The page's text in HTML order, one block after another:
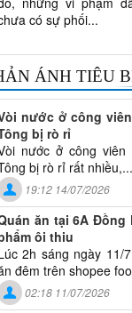
có sự phối...
ÁNH TIÊU
nước ở công
bị rò rỉ
nước ở công
bị rò rỉ rất nhiều,...
19:12 14/07/2026
ăn tại 6A
ôi thiu
2h sáng ngày 11/
đêm trên shopee
02:18 11/07/2026